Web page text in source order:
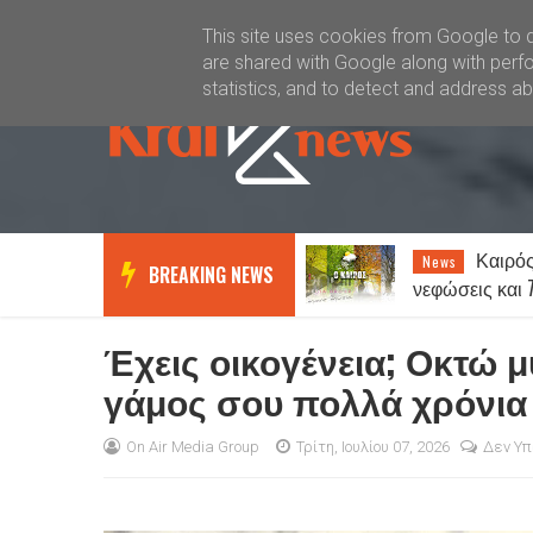
Καλώς ήλθατε Kral News
BREAKING NEWS News
Καιρός:
νεφώσεις και 7
Έχεις οικογένεια; Οκτώ
γάμος σου πολλά χρόνια
On Air Media Group Τρίτη, Ιουλίου 07, 2026 Δεν
This site uses cookies from Google to
are shared with Google along with
statistics, and to detect and address